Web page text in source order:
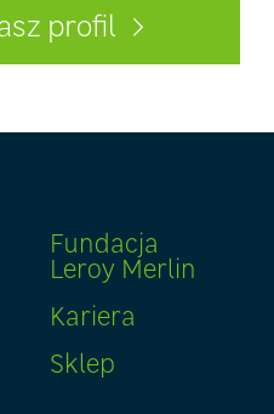
profil
Fundacja
Leroy Merlin
Kariera
Sklep